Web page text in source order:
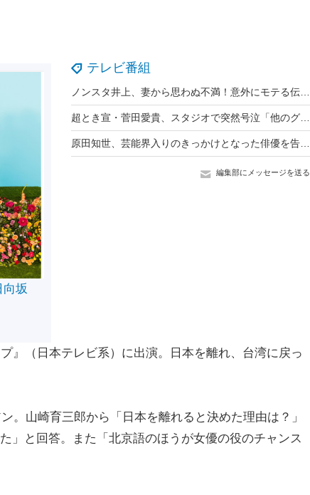
テレビ番組
編集部にメッセージを送る
向坂
』（日本テレビ系）に出演。日本を離れ、台湾に戻っ
山崎育三郎から「日本を離れると決めた理由は？」
」と回答。また「北京語のほうが女優の役のチャンス